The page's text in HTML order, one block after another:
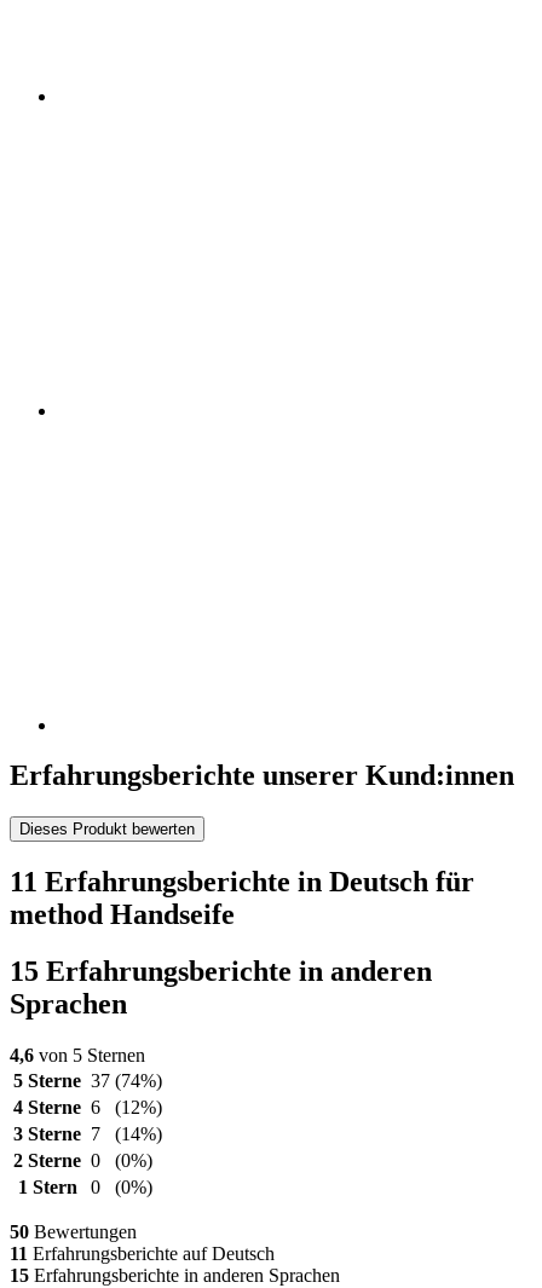
Erfahrungsberichte unserer Kund:innen
Dieses Produkt bewerten
11 Erfahrungsberichte in Deutsch für
method Handseife
15 Erfahrungsberichte in anderen
Sprachen
4,6 von 5 Sternen
5 Sterne 37 (74%)
4 Sterne 6
(12%)
3 Sterne 7
(14%)
2 Sterne 0
(0%)
1 Stern
0 (0%)
50 Bewertungen
11 Erfahrungsberichte auf Deutsch
15 Erfahrungsberichte in anderen Sprachen